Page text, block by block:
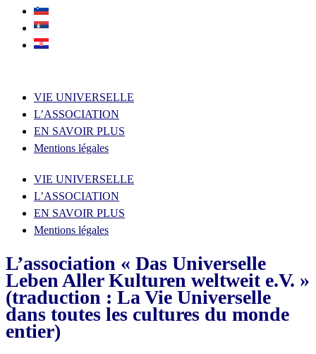
VIE UNIVERSELLE
L’ASSOCIATION
EN SAVOIR PLUS
Mentions légales
VIE UNIVERSELLE
L’ASSOCIATION
EN SAVOIR PLUS
Mentions légales
L’association « Das Universelle
Leben Aller Kulturen weltweit e.V. »
(traduction : La Vie Universelle
dans toutes les cultures du monde
entier)